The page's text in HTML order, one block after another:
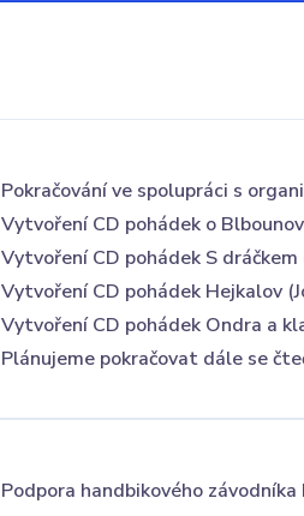
Pokračování ve spolupráci s
Vytvoření CD pohádek o
Vytvoření CD pohádek S dráčkem
Vytvoření CD pohádek Hejkalov
Vytvoření CD pohádek Ondra a
Plánujeme pokračovat dále se
Podpora handbikového závodníka